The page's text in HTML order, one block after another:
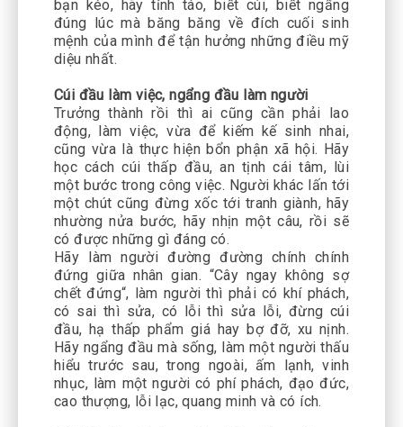
bạn kéo, hãy tỉnh táo, biết cúi, biết ngẩng
đúng lúc mà băng băng về đích cuối sinh
mệnh của mình để tận hưởng những điều mỹ
diệu nhất.
Cúi đầu làm việc, ngẩng đầu làm người
Trưởng thành rồi thì ai cũng cần phải lao
động, làm việc, vừa để kiếm kế sinh nhai,
cũng vừa là thực hiện bổn phận xã hội. Hãy
học cách cúi thấp đầu, an tịnh cái tâm, lùi
một bước trong công việc. Người khác lấn tới
một chút cũng đừng xốc tới tranh giành, hãy
nhường nửa bước, hãy nhịn một câu, rồi sẽ
có được những gì đáng có.
Hãy làm người đường đường chính chính
đứng giữa nhân gian. “Cây ngay không sợ
chết đứng“, làm người thì phải có khí phách,
có sai thì sửa, có lỗi thì sửa lỗi, đừng cúi
đầu, hạ thấp phẩm giá hay bợ đỡ, xu nịnh.
Hãy ngẩng đầu mà sống, làm một người thấu
hiểu trước sau, trong ngoài, ấm lạnh, vinh
nhục, làm một người có phí phách, đạo đức,
cao thượng, lỗi lạc, quang minh và có ích.